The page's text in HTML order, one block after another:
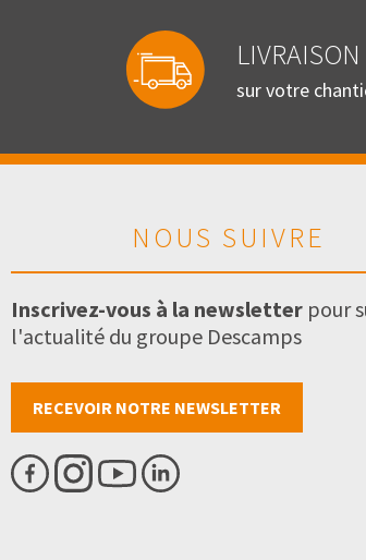
sur votre
NOUS SUIVRE
Inscrivez-vous à la newsletter pour
l'actualité du groupe Descamps
RECEVOIR NOTRE NEWSLETTER